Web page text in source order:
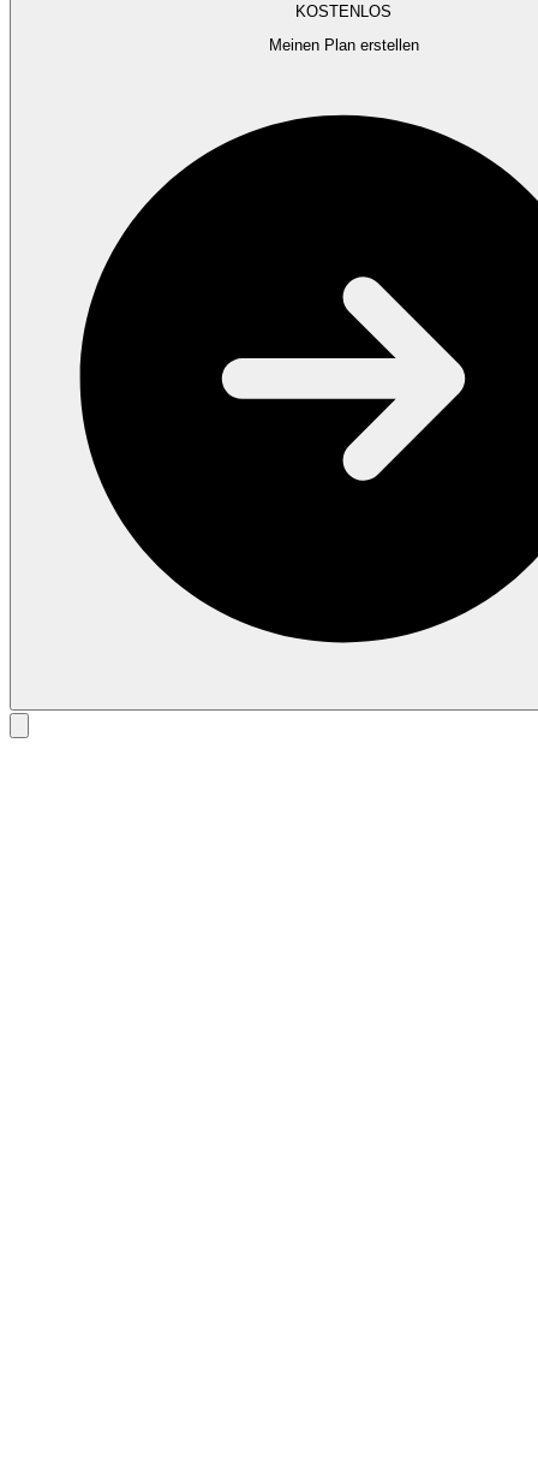
KOSTENLOS
Meinen Plan erstellen